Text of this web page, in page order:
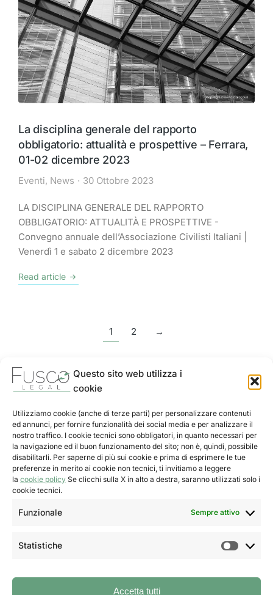
Questo sito web utilizza i
cookie
Utilizziamo cookie (anche di terze parti) per personalizzare contenuti
ed annunci, per fornire funzionalità dei social media e per analizzare il
nostro traffico. I cookie tecnici sono obbligatori, in quanto necessari per
la navigazione ed il buon funzionamento del sito; non è, quindi, possibile
disabilitarli. Per saperne di più sui cookie e prima di esprimere le tue
preferenze in merito ai cookie non tecnici, ti invitiamo a leggere
la cookie policy Se clicchi sulla X in alto a destra, saranno utilizzati solo i
cookie tecnici.
Funzionale Sempre attivo
Statistiche
Accetta tutti
La disciplina generale del rapporto
obbligatorio: attualità e prospettive – Ferrara,
01-02 dicembre 2023
Eventi, News 30 Ottobre 2023
LA DISCIPLINA GENERALE DEL RAPPORTO
OBBLIGATORIO: ATTUALITÀ E PROSPETTIVE -
Convegno annuale dell’Associazione Civilisti Italiani |
Venerdì 1 e sabato 2 dicembre 2023
Read article
1 2 →
Prenota la tua videocall